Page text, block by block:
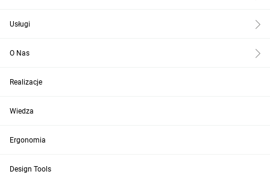
Usługi
O Nas
Realizacje
Wiedza
Ergonomia
Design Tools